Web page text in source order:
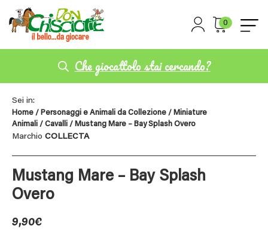
0
Che giocattolo stai cercando?
Sei in:
Home / Personaggi e Animali da Collezione / Miniature
Animali / Cavalli / Mustang Mare – Bay Splash Overo
Marchio COLLECTA
Mustang Mare – Bay Splash
Overo
9,90€